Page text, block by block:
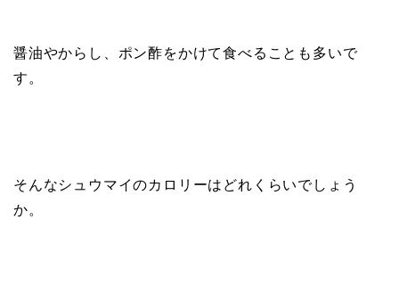
醤油やからし、ポン酢をかけて食べることも多いで
す。
そんなシュウマイのカロリーはどれくらいでしょう
か。